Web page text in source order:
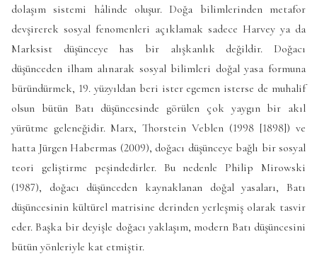
dolaşım sistemi hâlinde oluşur. Doğa bilimlerinden metafor
devşirerek sosyal fenomenleri açıklamak sadece Harvey ya da
Marksist düşünceye has bir alışkanlık değildir. Doğacı
düşünceden ilham alınarak sosyal bilimleri doğal yasa formuna
büründürmek, 19. yüzyıldan beri ister egemen isterse de muhalif
olsun bütün Batı düşüncesinde görülen çok yaygın bir akıl
yürütme geleneğidir. Marx, Thorstein Veblen (1998 [1898]) ve
hatta Jürgen Habermas (2009), doğacı düşünceye bağlı bir sosyal
teori geliştirme peşindedirler. Bu nedenle Philip Mirowski
(1987), doğacı düşünceden kaynaklanan doğal yasaları, Batı
düşüncesinin kültürel matrisine derinden yerleşmiş olarak tasvir
eder. Başka bir deyişle doğacı yaklaşım, modern Batı düşüncesini
bütün yönleriyle kat etmiştir.